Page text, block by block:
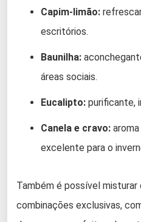
Capim-limão:
escritórios.
Baunilha:
áreas sociais.
Eucalipto: purificante,
Canela e cravo:
excelente para o
Também é possível
combinações exclusivas,